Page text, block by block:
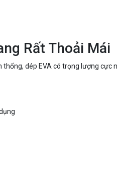
Rất Thoải Mái
thống, dép EVA có trọng lượng cực